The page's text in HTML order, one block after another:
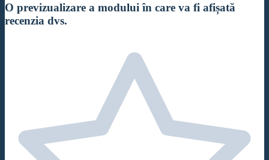
O previzualizare a modului în care va fi afișată
recenzia dvs.